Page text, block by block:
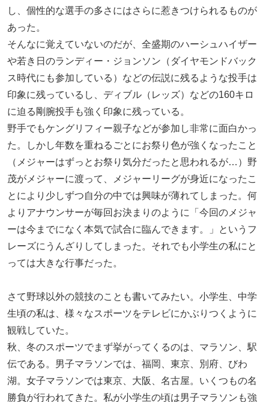
し、個性的な選手の多さにはさらに惹きつけられるものが
あった。
そんなに覚えていないのだが、全盛期のハーシュハイザー
や若き日のランディー・ジョンソン（ダイヤモンドバック
ス時代にも参加している）などの伝説に残るような投手は
印象に残っているし、ディブル（レッズ）などの160キロ
に迫る剛腕投手も強く印象に残っている。
野手でもケングリフィー親子などが参加し非常に面白かっ
た。しかし年数を重ねるごとにお祭り色が強くなったこと
（メジャーはずっとお祭り気分だったと思われるが…）野
茂がメジャーに渡って、メジャーリーグが身近になったこ
とにより少しずつ自分の中では興味が薄れてしまった。何
よりアナウンサーが毎回お決まりのように「今回のメジャ
ーは今までになく本気で試合に臨んできます。」というフ
レーズにうんざりしてしまった。それでも小学生の私にと
っては大きな行事だった。
さて野球以外の競技のことも書いてみたい。小学生、中学
生頃の私は、様々なスポーツをテレビにかぶりつくように
観戦していた。
秋、冬のスポーツでまず挙がってくるのは、マラソン、駅
伝である。男子マラソンでは、福岡、東京、別府、びわ
湖。女子マラソンでは東京、大阪、名古屋。いくつもの名
勝負が行われてきた。私が小学生の頃は男子マラソンも強